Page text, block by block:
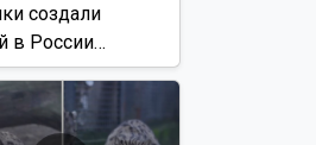
создали
в России
фильм
ИИ